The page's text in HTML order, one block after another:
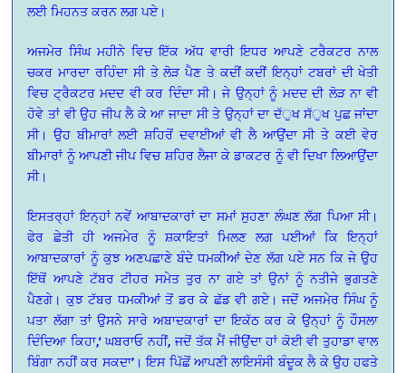
ਲਈ ਮਿਹਨਤ ਕਰਨ ਲਗ ਪਏ।
ਅਜਮੇਰ ਸਿੰਘ ਮਹੀਨੇ ਵਿਚ ਇੱਕ ਅੱਧ ਵਾਰੀ ਇਧਰ ਆਪਣੇ ਟਰੈਕਟਰ ਨਾਲ
ਚਕਰ ਮਾਰਦਾ ਰਹਿੰਦਾ ਸੀ ਤੇ ਲੋੜ ਪੈਣ ਤੇ ਕਦੀਂ ਕਦੀਂ ਇਨ੍ਹਾਂ ਟਬਰਾਂ ਦੀ ਖੇਤੀ
ਵਿਚ ਟ੍ਰੈਕਟਰ ਮਦਦ ਵੀ ਕਰ ਦਿੰਦਾ ਸੀ। ਜੇ ਉਨ੍ਹਾਂ ਨੂੰ ਮਦਦ ਦੀ ਲੋੜ ਨਾ ਵੀ
ਹੋਵੇ ਤਾਂ ਵੀ ਉਹ ਜੀਪ ਲੈ ਕੇ ਆ ਜਾਦਾ ਸੀ ਤੇ ਉਨ੍ਹਾਂ ਦਾ ਦੱੁਖ ਸੱੁਖ ਪੁਛ ਜਾਂਦਾ
ਸੀ। ਉਹ ਬੀਮਾਰਾਂ ਲਈ ਸ਼ਹਿਰੋਂ ਦਵਾਈਆਂ ਵੀ ਲੈ ਆਉਂਦਾ ਸੀ ਤੇ ਕਈ ਵੇਰ
ਬੀਮਾਰਾਂ ਨੂੰ ਆਪਣੀ ਜੀਪ ਵਿਚ ਸ਼ਹਿਰ ਲੈਜਾ ਕੇ ਡਾਕਟਰ ਨੂੰ ਵੀ ਦਿਖਾ ਲਿਆਉਂਦਾ
ਸੀ।
ਇਸਤਰ੍ਹਾਂ ਇਨ੍ਹਾਂ ਨਵੇਂ ਆਬਾਦਕਾਰਾਂ ਦਾ ਸਮਾਂ ਸੁਹਣਾ ਲੰਘਣ ਲੱਗ ਪਿਆ ਸੀ।
ਫੇਰ ਛੇਤੀ ਹੀ ਅਜਮੇਰ ਨੂੰ ਸ਼ਕਾਇਤਾਂ ਮਿਲਣ ਲਗ ਪਈਆਂ ਕਿ ਇਨ੍ਹਾਂ
ਆਬਾਦਕਾਰਾਂ ਨੂੰ ਕੁਝ ਅਣਪਛਾਣੇ ਬੰਦੇ ਧਮਕੀਆਂ ਦੇਣ ਲੱਗ ਪਏ ਸਨ ਕਿ ਜੇ ਉਹ
ਇੱਥੋਂ ਆਪਣੇ ਟੱਬਰ ਟੀਹਰ ਸਮੇਤ ਤੁਰ ਨਾ ਗਏ ਤਾਂ ਉਨਾਂ ਨੂੰ ਨਤੀਜੇ ਭੁਗਤਣੇ
ਪੈਣਗੇ। ਕੁਝ ਟੱਬਰ ਧਮਕੀਆਂ ਤੋਂ ਡਰ ਕੇ ਛੱਡ ਵੀ ਗਏ। ਜਦੋਂ ਅਜਮੇਰ ਸਿੰਘ ਨੂੰ
ਪਤਾ ਲੱਗਾ ਤਾਂ ਉਸਨੇ ਸਾਰੇ ਅਬਾਦਕਾਰਾਂ ਦਾ ਇਕੱਠ ਕਰ ਕੇ ਉਨ੍ਹਾਂ ਨੂੰ ਹੌਸਲਾ
ਦਿੰਦਿਆ ਕਿਹਾ,‘ ਘਬਰਾਓ ਨਹੀਂ, ਜਦੋਂ ਤੱਕ ਮੈਂ ਜੀਉਂਦਾ ਹਾਂ ਕੋਈ ਵੀ ਤੁਹਾਡਾ ਵਾਲ
ਬਿੰਗਾ ਨਹੀਂ ਕਰ ਸਕਦਾ’। ਇਸ ਪਿੱਛੋਂ ਆਪਣੀ ਲਾਇਸੰਸੀ ਬੰਦੂਕ ਲੈ ਕੇ ਉਹ ਹਫਤੇ